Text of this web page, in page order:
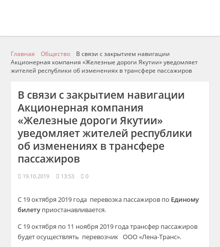
Главная Общество
В связи с закрытием навигации
Акционерная компания «Железные дороги Якутии» уведомляет
жителей республики об изменениях в трансфере пассажиров
В связи с закрытием навигации
Акционерная компания
«Железные дороги Якутии»
уведомляет жителей республики
об изменениях в трансфере
пассажиров
19.10.2019 13:53 0
С 19 октября 2019 года перевозка пассажиров по Единому
билету приостанавливается.
С 19 октября по 11 ноября 2019 года трансфер пассажиров
будет осуществлять перевозчик ООО «Лена-Транс».